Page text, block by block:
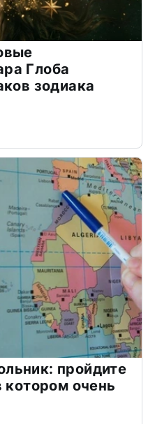
Глоба
зодиака
пройдите
котором очень